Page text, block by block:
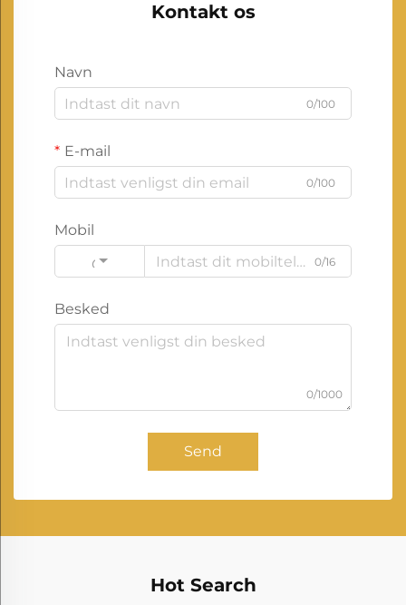
Kontakt os
Navn
0/100
E-mail
0/100
Mobil
Code
0/16
Besked
0/1000
Send
Hot Search